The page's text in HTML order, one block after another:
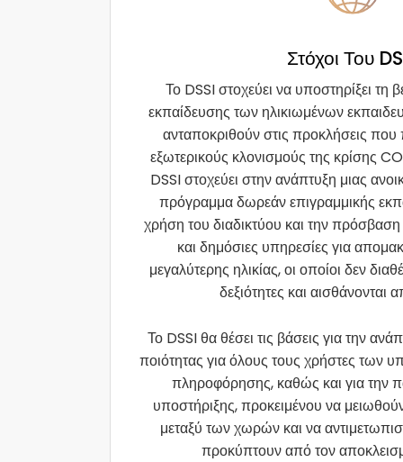
Στόχοι Του
Το DSSI στοχεύει να υποστηρίξει τη
εκπαίδευσης των ηλικιωμένων
ανταποκριθούν στις προκλήσεις
εξωτερικούς κλονισμούς της κρίσης
DSSI στοχεύει στην ανάπτυξη μιας
πρόγραμμα δωρεάν επιγραμμικής
χρήση του διαδικτύου και την
και δημόσιες υπηρεσίες για
μεγαλύτερης ηλικίας, οι οποίοι δεν
δεξιότητες και αισθάνονται
Το DSSI θα θέσει τις βάσεις για την
ποιότητας για όλους τους χρήστες των
πληροφόρησης, καθώς και για την
υποστήριξης, προκειμένου να
μεταξύ των χωρών και να
προκύπτουν από τον